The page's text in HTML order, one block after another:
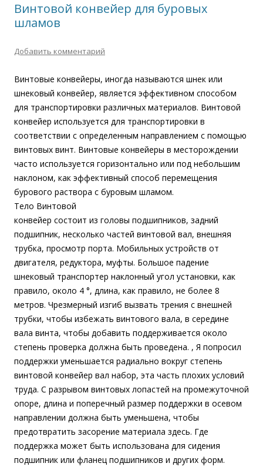
Винтовой конвейер для буровых
шламов
Добавить комментарий
Винтовые конвейеры, иногда называются шнек или
шнековый конвейер, является эффективном способом
для транспортировки различных материалов. Винтовой
конвейер используется для транспортировки в
соответствии с определенным направлением с помощью
винтовых винт. Винтовые конвейеры в месторождении
часто используется горизонтально или под небольшим
наклоном, как эффективный способ перемещения
бурового раствора с буровым шламом.
Тело Винтовой
конвейер состоит из головы подшипников, задний
подшипник, несколько частей винтовой вал, внешняя
трубка, просмотр порта. Мобильных устройств от
двигателя, редуктора, муфты. Большое падение
шнековый транспортер наклонный угол установки, как
правило, около 4 °, длина, как правило, не более 8
метров. Чрезмерный изгиб вызвать трения с внешней
трубки, чтобы избежать винтового вала, в середине
вала винта, чтобы добавить поддерживается около
степень проверка должна быть проведена. , Я попросил
поддержки уменьшается радиально вокруг степень
винтовой конвейер вал набор, эта часть плохих условий
труда. С разрывом винтовых лопастей на промежуточной
опоре, длина и поперечный размер поддержки в осевом
направлении должна быть уменьшена, чтобы
предотвратить засорение материала здесь. Где
поддержка может быть использована для сидения
подшипник или фланец подшипников и других форм.